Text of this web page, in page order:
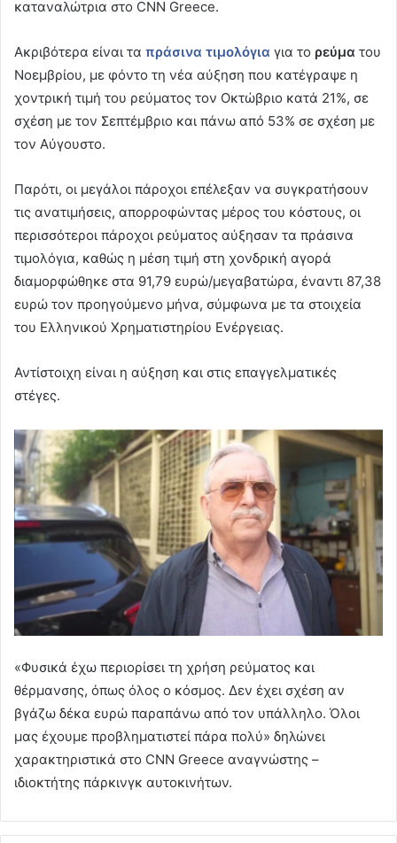
καταναλώτρια στο CNN Greece.
Ακριβότερα είναι τα πράσινα τιμολόγια για το ρεύμα του
Νοεμβρίου, με φόντο τη νέα αύξηση που κατέγραψε η
χοντρική τιμή του ρεύματος τον Οκτώβριο κατά 21%, σε
σχέση με τον Σεπτέμβριο και πάνω από 53% σε σχέση με
τον Αύγουστο.
Παρότι, οι μεγάλοι πάροχοι επέλεξαν να συγκρατήσουν
τις ανατιμήσεις, απορροφώντας μέρος του κόστους, οι
περισσότεροι πάροχοι ρεύματος αύξησαν τα πράσινα
τιμολόγια, καθώς η μέση τιμή στη χονδρική αγορά
διαμορφώθηκε στα 91,79 ευρώ/μεγαβατώρα, έναντι 87,38
ευρώ τον προηγούμενο μήνα, σύμφωνα με τα στοιχεία
του Ελληνικού Χρηματιστηρίου Ενέργειας.
Αντίστοιχη είναι η αύξηση και στις επαγγελματικές
στέγες.
«Φυσικά έχω περιορίσει τη χρήση ρεύματος και
θέρμανσης, όπως όλος ο κόσμος. Δεν έχει σχέση αν
βγάζω δέκα ευρώ παραπάνω από τον υπάλληλο. Όλοι
μας έχουμε προβληματιστεί πάρα πολύ» δηλώνει
χαρακτηριστικά στο CNN Greece αναγνώστης –
ιδιοκτήτης πάρκινγκ αυτοκινήτων.